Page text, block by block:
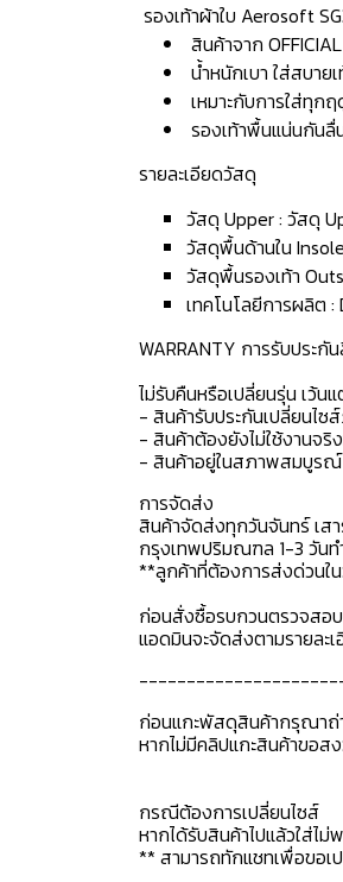
รองเท้าผ้าใบ Aerosoft
สินค้าจาก
น้ำหนักเบา ใส่สบายเ
เหมาะกับการใส่ทุก
รองเท้าพื้นแน่นกันลื่
รายละเอียดวัสดุ
วัสดุ Upper : วัสดุ
วัสดุพื้นด้านใน
วัสดุพื้นรองเท้า
เทคโนโลยีการผลิต :
WARRANTY การรับประกั
ไม่รับคืนหรือเปลี่ยนรุ่น เว้น
- สินค้ารับประกันเปลี่ยนไซ
- สินค้าต้องยังไม่ใช้งานจริ
- สินค้าอยู่ในสภาพสมบูรณ์
การจัดส่ง
สินค้าจัดส่งทุกวันจันทร์ เส
กรุงเทพปริมณฑล 1-3 วันท
**ลูกค้าที่ต้องการส่งด่วนใ
ก่อนสั่งซื้อรบกวนตรวจสอ
แอดมินจะจัดส่งตามรายละ
ก่อนแกะพัสดุสินค้ากรุณาถ่
หากไม่มีคลิปแกะสินค้าขอส
กรณีต้องการเปลี่ยนไซส์
หากได้รับสินค้าไปแล้วใส่ไ
** สามารถทักแชทเพื่อขอเ